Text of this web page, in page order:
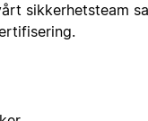
sikkerhetsteam